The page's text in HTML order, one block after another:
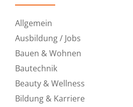
Allgemein
Ausbildung / Jobs
Bauen & Wohnen
Bautechnik
Beauty & Wellness
Bildung & Karriere